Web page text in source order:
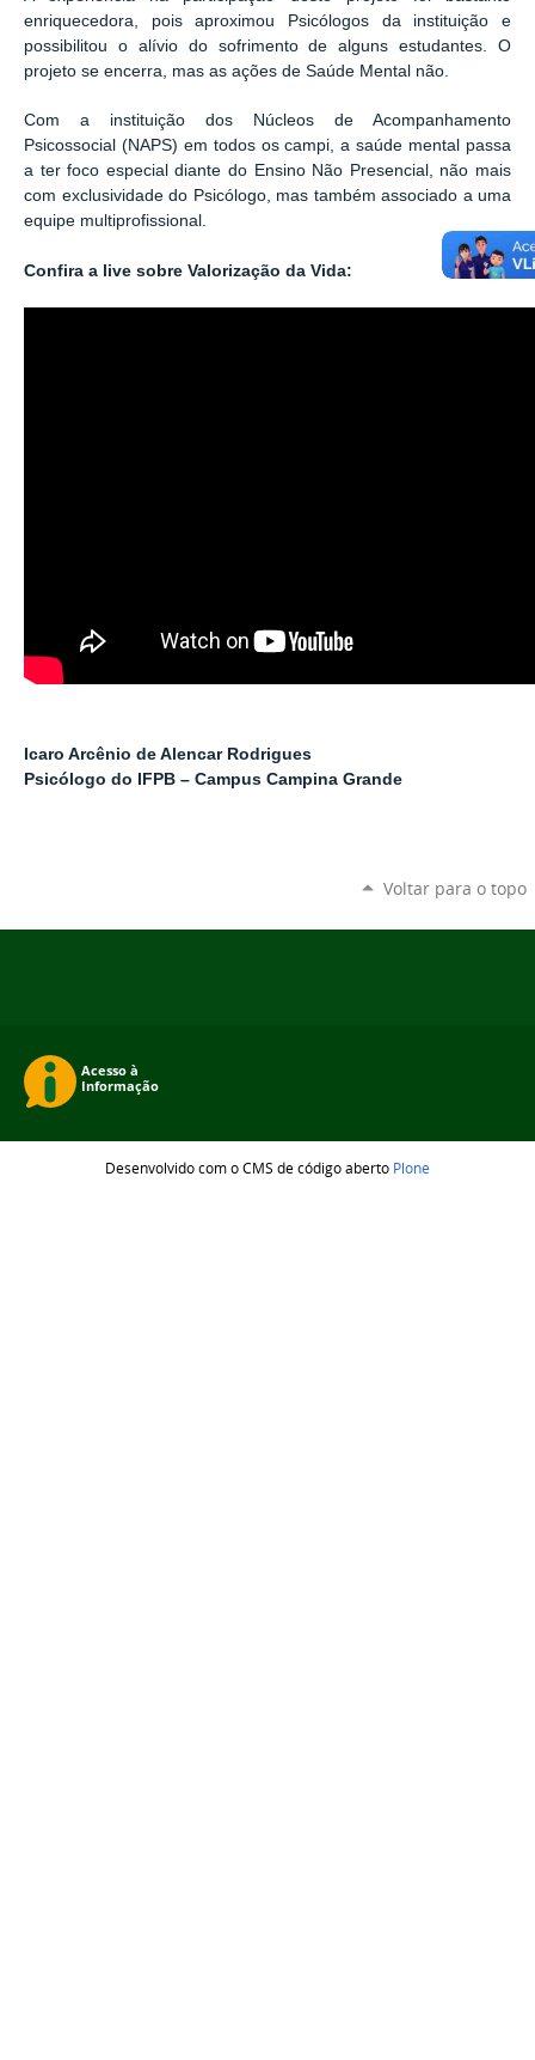
enriquecedora, pois aproximou Psicólogos da instituição e
possibilitou o alívio do sofrimento de alguns estudantes. O
projeto se encerra, mas as ações de Saúde Mental não.
Com a instituição dos Núcleos de Acompanhamento
Psicossocial (NAPS) em todos os campi, a saúde mental passa
a ter foco especial diante do Ensino Não Presencial, não mais
com exclusividade do Psicólogo, mas também associado a uma
equipe multiprofissional.
Confira a live sobre Valorização da Vida:
Icaro Arcênio de Alencar Rodrigues
Psicólogo do IFPB – Campus Campina Grande
Voltar para o topo
Desenvolvido com o CMS de código aberto Plone